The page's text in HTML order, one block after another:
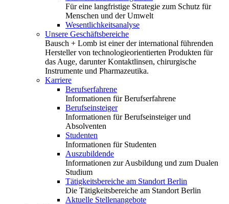
Für eine langfristige Strategie zum Schutz für
Menschen und der Umwelt
Wesentlichkeitsanalyse
Unsere Geschäftsbereiche
Bausch + Lomb ist einer der international führenden
Hersteller von technologieorientierten Produkten für
das Auge, darunter Kontaktlinsen, chirurgische
Instrumente und Pharmazeutika.
Karriere
Berufserfahrene
Informationen für Berufserfahrene
Berufseinsteiger
Informationen für Berufseinsteiger und
Absolventen
Studenten
Informationen für Studenten
Auszubildende
Informationen zur Ausbildung und zum Dualen
Studium
Tätigkeitsbereiche am Standort Berlin
Die Tätigkeitsbereiche am Standort Berlin
Aktuelle Stellenangebote